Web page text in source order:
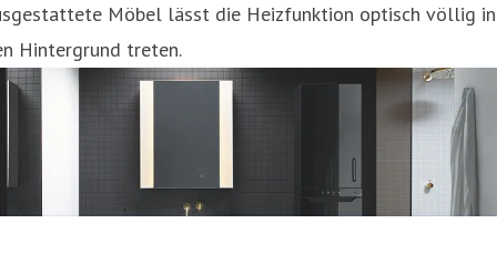
Möbel lässt die Heizfunktion optisch völlig in
Hintergrund treten.